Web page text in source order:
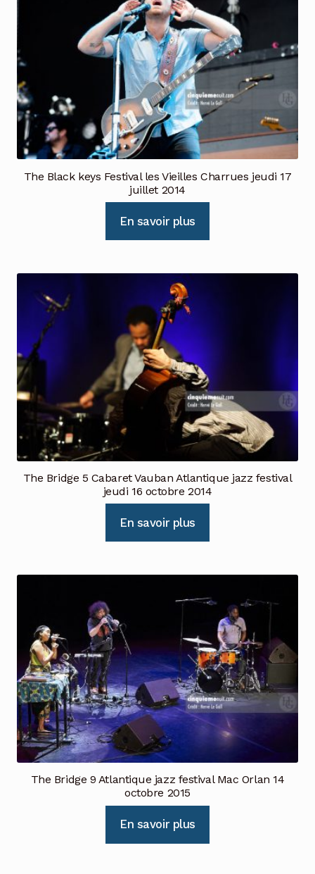
The Black keys Festival les Vieilles Charrues jeudi 17
juillet 2014
En savoir plus
The Bridge 5 Cabaret Vauban Atlantique jazz festival
jeudi 16 octobre 2014
En savoir plus
The Bridge 9 Atlantique jazz festival Mac Orlan 14
octobre 2015
En savoir plus